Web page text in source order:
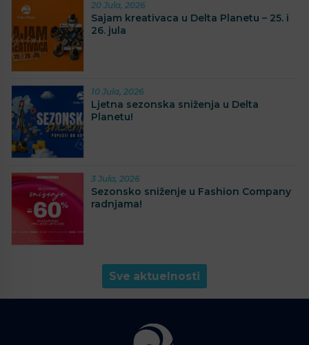
20 Jula, 2026
Sajam kreativaca u Delta Planetu – 25. i
26. jula
10 Jula, 2026
Ljetna sezonska sniženja u Delta
Planetu!
3 Jula, 2026
Sezonsko sniženje u Fashion Company
radnjama!
Sve aktuelnosti